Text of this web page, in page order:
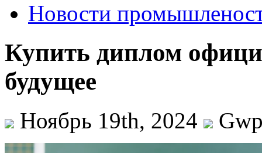
Новости
Купить диплом
будущее
Ноябрь 19th, 2024